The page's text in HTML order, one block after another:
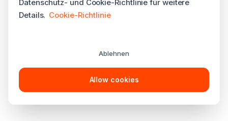
Datenschutz- und Cookie-Richtlinie für weitere
Details. Cookie-Richtlinie
Ablehnen
Allow cookies